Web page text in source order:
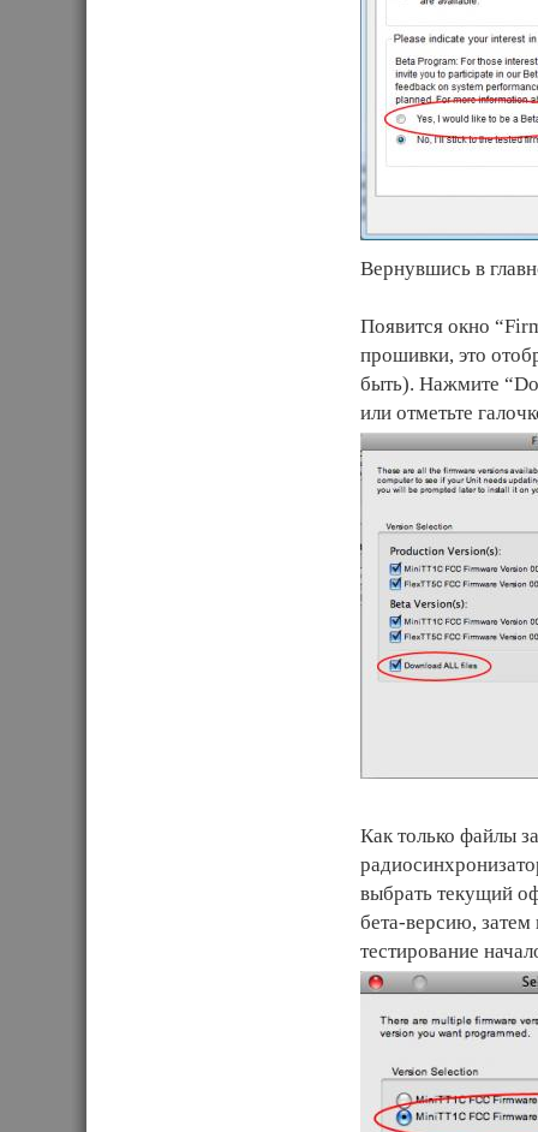
Вернувшись в
Появится окно
прошивки, это
быть). Нажмите
или отметьте
Как только файлы
выбрать текущий
бета-версию,
тестирование